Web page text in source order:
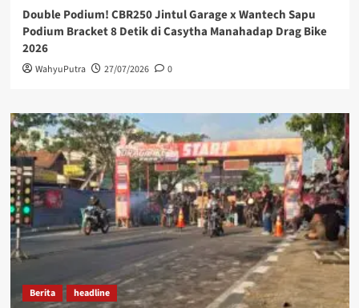
Double Podium! CBR250 Jintul Garage x Wantech Sapu
Podium Bracket 8 Detik di Casytha Manahadap Drag Bike
2026
WahyuPutra 27/07/2026 0
Berita headline